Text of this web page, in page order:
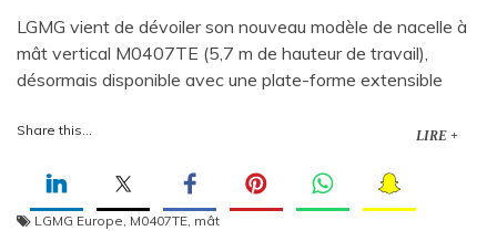
LGMG vient de dévoiler son nouveau modèle de nacelle à
mât vertical M0407TE (5,7 m de hauteur de travail),
désormais disponible avec une plate-forme extensible
Share this... LIRE +
LGMG Europe, M0407TE, mât